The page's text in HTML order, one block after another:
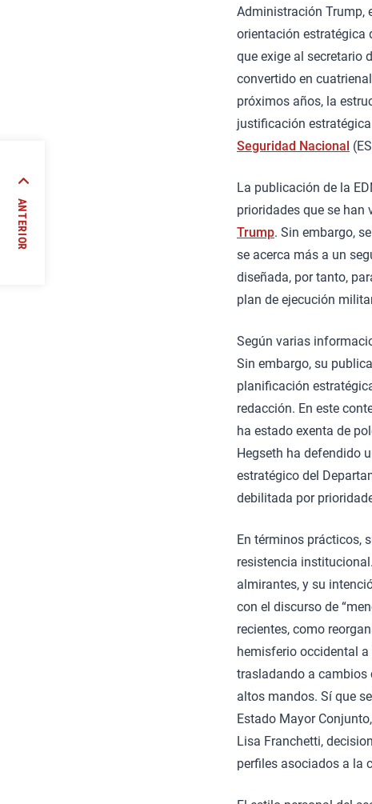
Administración Trump,
orientación estratégica
que exige al secretario
convertido en
próximos años, la
justificación
Seguridad Nacional
La publicación de la
prioridades que se han
Trump. Sin embargo,
se acerca más a un
diseñada, por tanto,
plan de ejecución
Según varias
Sin embargo, su
planificación
redacción. En este
ha estado exenta de
Hegseth ha defendido
estratégico del
debilitada por
En términos prácticos,
resistencia
almirantes, y su
con el discurso de
recientes, como
hemisferio occidental
trasladando a cambios
altos mandos. Sí que
Estado Mayor
Lisa Franchetti,
perfiles asociados a la
ANTERIOR